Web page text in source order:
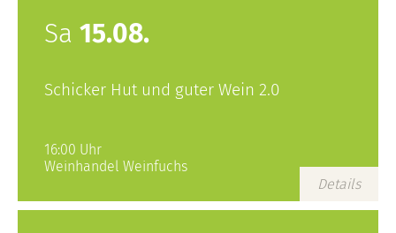
Sa 15.08.
Schicker Hut und guter Wein 2.0
16:00 Uhr
Weinhandel Weinfuchs
Details